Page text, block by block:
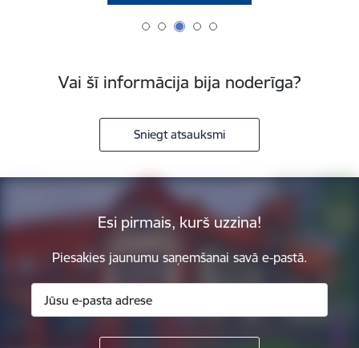
Vai šī informācija bija noderīga?
Sniegt atsauksmi
Esi pirmais, kurš uzzina!
Piesakies jaunumu saņemšanai savā e-pastā.